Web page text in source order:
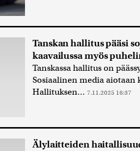
Tanskan hallitus pääsi
kaavailussa myös
Tanskassa hallitus on
Sosiaalinen media aiotaan
Hallituksen... 7.11.2025 16:37
Älylaitteiden